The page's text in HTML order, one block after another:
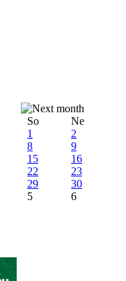
So
Ne
1
2
8
9
15
16
22
23
29
30
5 6